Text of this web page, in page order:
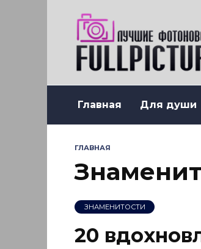
Главная Для души
ГЛАВНАЯ
ЗНАМЕНИТОСТИ
20